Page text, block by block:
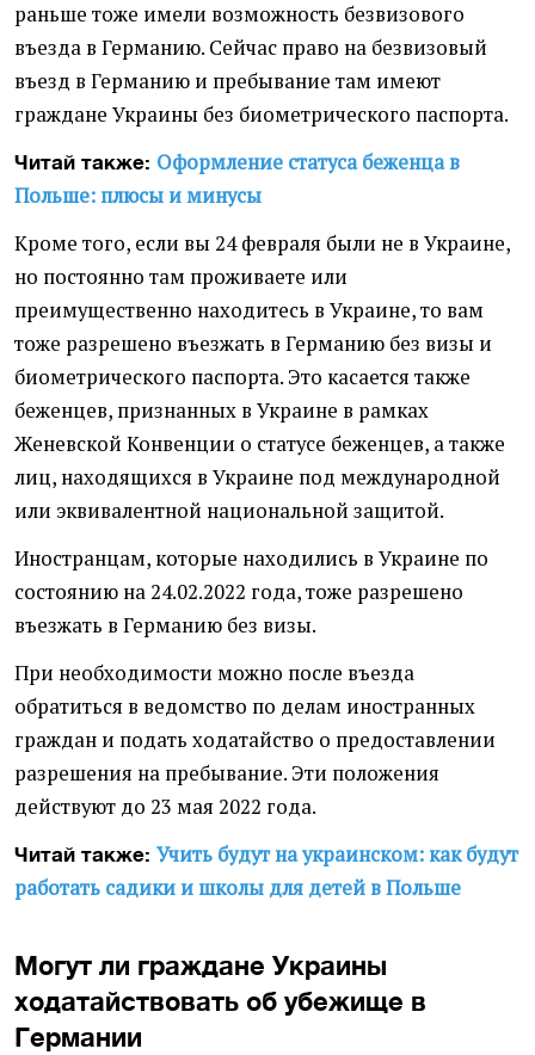
раньше тоже имели возможность безвизового
въезда в Германию. Сейчас право на безвизовый
въезд в Германию и пребывание там имеют
граждане Украины без биометрического паспорта.
Читай также: Оформление статуса беженца в
Польше: плюсы и минусы
Кроме того, если вы 24 февраля были не в Украине,
но постоянно там проживаете или
преимущественно находитесь в Украине, то вам
тоже разрешено въезжать в Германию без визы и
биометрического паспорта. Это касается также
беженцев, признанных в Украине в рамках
Женевской Конвенции о статусе беженцев, а также
лиц, находящихся в Украине под международной
или эквивалентной национальной защитой.
Иностранцам, которые находились в Украине по
состоянию на 24.02.2022 года, тоже разрешено
въезжать в Германию без визы.
При необходимости можно после въезда
обратиться в ведомство по делам иностранных
граждан и подать ходатайство о предоставлении
разрешения на пребывание. Эти положения
действуют до 23 мая 2022 года.
Читай также: Учить будут на украинском: как будут
работать садики и школы для детей в Польше
Могут ли граждане Украины
ходатайствовать об убежище в
Германии